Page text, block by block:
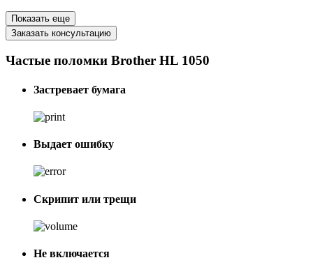
Показать еще
Заказать консультацию
Частые поломки Brother HL 1050
Застревает бумага
Выдает ошибку
Скрипит или трещи
Не включается